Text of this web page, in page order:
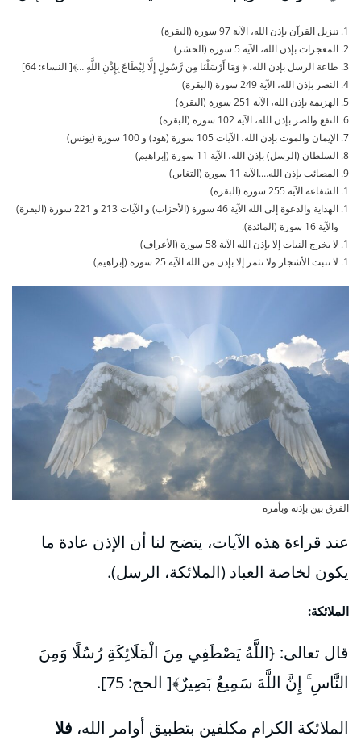
تنزيل القرآن بإذن الله، الآية 97 سورة (البقرة)
المعجزات بإذن الله، الآية 5 سورة (الحشر)
طاعة الرسل بإذن الله، ﴿ وَمَا أَرْسَلْنَا مِن رَّسُولٍ إِلَّا لِيُطَاعَ بِإِذْنِ اللَّهِ …﴾[ النساء: 64]
النصر بإذن الله، الآية 249 سورة (البقرة)
الهزيمة بإذن الله، الآية 251 سورة (البقرة)
النفع والضر بإذن الله، الآية 102 سورة (البقرة)
الإيمان والموت بإذن الله، الآيات 105 سورة (هود) و 100 سورة (يونس)
السلطان (الرسل) بإذن الله، الآية 11 سورة (إبراهيم)
المصائب بإذن الله….الآية 11 سورة (التغابن)
الشفاعة الآية 255 سورة (البقرة)
الهداية والدعوة إلى الله الآية 46 سورة (الأحزاب) و الآيات 213 و 221 سورة (البقرة)
والآية 16 سورة (المائدة).
لا يخرج النبات إلا بإذن الله الآية 58 سورة (الأعراف)
لا تنبت الأشجار ولا تثمر إلا بإذن من الله الآية 25 سورة (إبراهيم)
الفرق بين بإذنه وبأمره
عند قراءة هذه الآيات، يتضح لنا أن الإذن عادة ما
يكون لخاصة العباد (الملائكة، الرسل).
الملائكة:
قال تعالى: {اللَّهُ يَصْطَفِي مِنَ الْمَلَائِكَةِ رُسُلًا وَمِنَ
النَّاسِ ۚ إِنَّ اللَّهَ سَمِيعٌ بَصِيرٌ﴾[ الحج: 75].
الملائكة الكرام مكلفين بتطبيق أوامر الله، فلا